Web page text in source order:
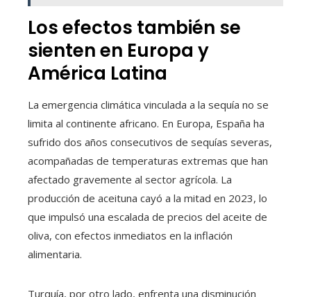
Los efectos también se
sienten en Europa y
América Latina
La emergencia climática vinculada a la sequía no se
limita al continente africano. En Europa, España ha
sufrido dos años consecutivos de sequías severas,
acompañadas de temperaturas extremas que han
afectado gravemente al sector agrícola. La
producción de aceituna cayó a la mitad en 2023, lo
que impulsó una escalada de precios del aceite de
oliva, con efectos inmediatos en la inflación
alimentaria.
Turquía, por otro lado, enfrenta una disminución